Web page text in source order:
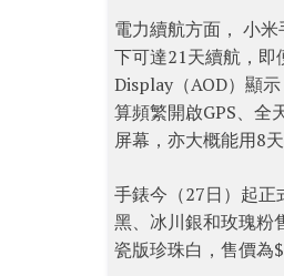
電力續航方面， 小
下可達21天續航，
Display（AOD）顯
算頻繁開啟GPS、全
屏幕，亦大概能用8天
手錶今（27日）起正
黑、冰川銀和玫瑰粉
瓷版珍珠白，售價為